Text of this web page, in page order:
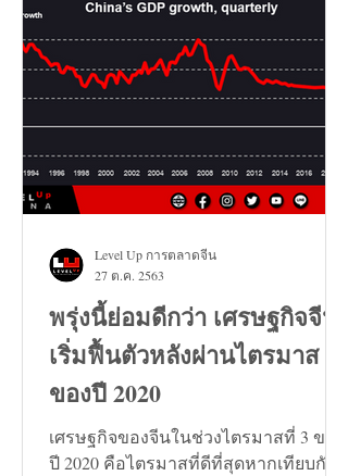
พรุ่งนี้ย่อมดีกว่า เศรษฐกิจจีน
เริ่มฟื้นตัวหลังผ่านไตรมาส 3
ของปี 2020
เศรษฐกิจของจีนในช่วงไตรมาสที่ 3 ของ
ปี 2020 คือไตรมาสที่ดีที่สุดหากเทียบกัน
Level Up การตลาดจีน
27 ต.ค. 2563